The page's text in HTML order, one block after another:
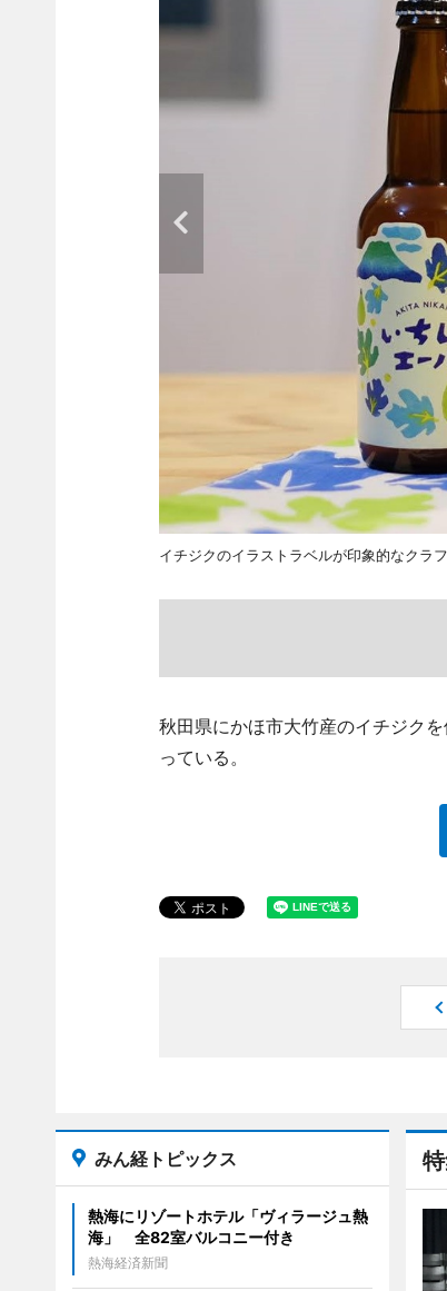
イチジクのイラストラベルが印象的なクラ
秋田県にかほ市大竹産のイチジク
っている。
みん経トピックス
熱海にリゾートホテル「ヴィラージュ熱
海」 全82室バルコニー付き
熱海経済新聞